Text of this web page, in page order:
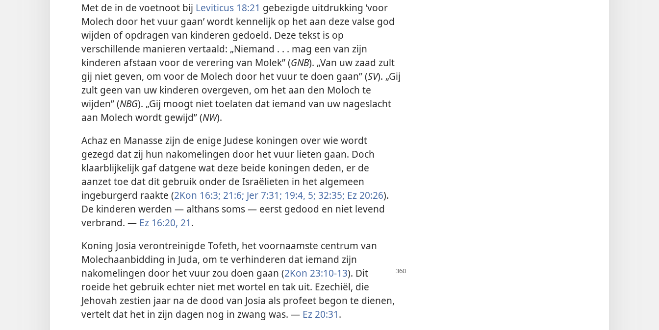
Met de in de voetnoot bij Leviticus 18:21 gebezigde uitdrukking ’voor
Molech door het vuur gaan’ wordt kennelijk op het aan deze valse god
wijden of opdragen van kinderen gedoeld. Deze tekst is op
verschillende manieren vertaald: „Niemand . . . mag een van zijn
kinderen afstaan voor de verering van Molek” (GNB). „Van uw zaad zult
gij niet geven, om voor de Molech door het vuur te doen gaan” (SV). „Gij
zult geen van uw kinderen overgeven, om het aan den Moloch te
wijden” (NBG). „Gij moogt niet toelaten dat iemand van uw nageslacht
aan Molech wordt gewijd” (NW).
Achaz en Manasse zijn de enige Judese koningen over wie wordt
gezegd dat zij hun nakomelingen door het vuur lieten gaan. Doch
klaarblijkelijk gaf datgene wat deze beide koningen deden, er de
aanzet toe dat dit gebruik onder de Israëlieten in het algemeen
ingeburgerd raakte (2Kon 16:3; 21:6; Jer 7:31; 19:4, 5; 32:35; Ez 20:26).
De kinderen werden — althans soms — eerst gedood en niet levend
verbrand. — Ez 16:20, 21.
Koning Josia verontreinigde Tofeth, het voornaamste centrum van
Molechaanbidding in Juda, om te verhinderen dat iemand zijn
nakomelingen door het vuur zou doen gaan (2Kon 23:10-13). Dit
roeide het gebruik echter niet met wortel en tak uit. Ezechiël, die
Jehovah zestien jaar na de dood van Josia als profeet begon te dienen,
vertelt dat het in zijn dagen nog in zwang was. — Ez 20:31.